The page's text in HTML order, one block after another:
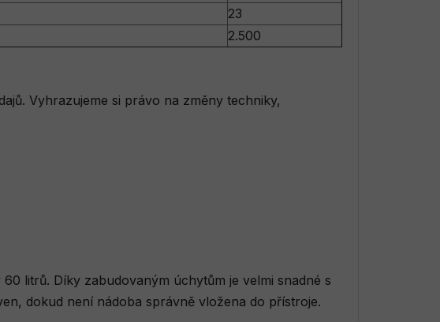
23
2.500
Vyhrazujeme si právo na změny techniky,
litrů. Díky zabudovaným úchytům je velmi snadné s
dokud není nádoba správně vložena do přístroje.